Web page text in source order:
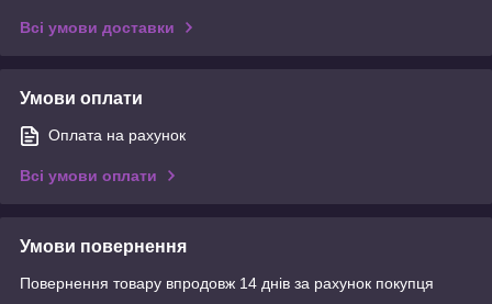
Всі умови доставки
Умови оплати
Оплата на рахунок
Всі умови оплати
Умови повернення
Повернення товару впродовж 14 днів за рахунок покупця